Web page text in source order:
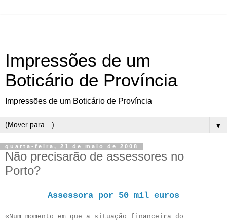
Impressões de um
Boticário de Província
Impressões de um Boticário de Província
▼
quarta-feira, 21 de maio de 2008
Não precisarão de assessores no
Porto?
Assessora por 50 mil euros
«Num momento em que a situação financeira do